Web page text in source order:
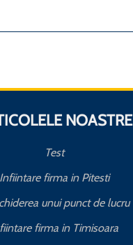
NOASTRE
Test
Infiintare firma in Pitesti
unui punct de lucru
firma in Timisoara